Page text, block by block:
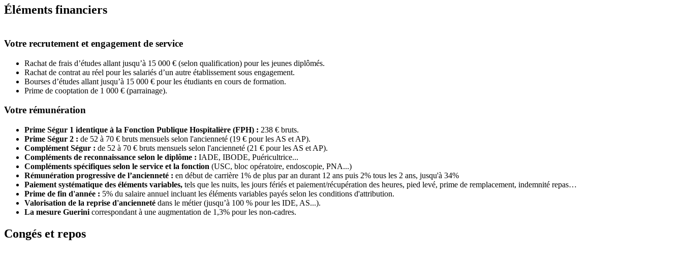
Éléments financiers
Votre recrutement et engagement de service
Rachat de frais d’études allant jusqu’à 15 000 € (selon qualification) pour les jeunes diplômés.
Rachat de contrat au réel pour les salariés d’un autre établissement sous engagement.
Bourses d’études allant jusqu’à 15 000 € pour les étudiants en cours de formation.
Prime de cooptation de 1 000 € (parrainage).
Votre rémunération
Prime Ségur 1 identique à la Fonction Publique Hospitalière (FPH) : 238 € bruts.
Prime Ségur 2 : de 52 à 70 € bruts mensuels selon l'ancienneté (19 € pour les AS et AP).
Complément Ségur : de 52 à 70 € bruts mensuels selon l'ancienneté (21 € pour les AS et AP).
Compléments de reconnaissance selon le diplôme : IADE, IBODE, Puéricultrice...
Compléments spécifiques selon le service et la fonction (USC, bloc opératoire, endoscopie, PNA...)
Rémunération progressive de l’ancienneté : en début de carrière 1% de plus par an durant 12 ans puis 2% tous les 2 ans, jusqu'à 34%
Paiement systématique des éléments variables, tels que les nuits, les jours fériés et paiement/récupération des heures, pied levé, prime de remplacement, indemnité repas…
Prime de fin d'année : 5% du salaire annuel incluant les éléments variables payés selon les conditions d'attribution.
Valorisation de la reprise d'ancienneté dans le métier (jusqu’à 100 % pour les IDE, AS...).
La mesure Guerini correspondant à une augmentation de 1,3% pour les non-cadres.
Congés et repos